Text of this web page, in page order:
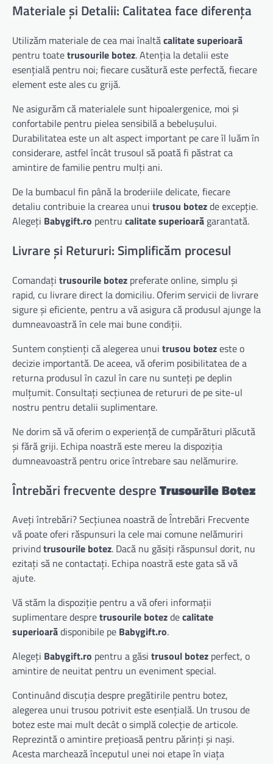
Materiale și Detalii: Calitatea face diferența
Utilizăm materiale de cea mai înaltăcalitate superioară
pentru toatetrusourile botez. Atenția la detalii este
esențială pentru noi; fiecare cusătură este perfectă, fiecare
element este ales cu grijă.
Ne asigurăm că materialele sunt hipoalergenice, moi și
confortabile pentru pielea sensibilă a bebelușului.
Durabilitatea este un alt aspect important pe care îl luăm în
considerare, astfel încât trusoul să poată fi păstrat ca
amintire de familie pentru mulți ani.
De la bumbacul fin până la broderiile delicate, fiecare
detaliu contribuie la crearea unui trusou botezde excepție.
Alegeți Babygift.ro pentru calitate superioară garantată.
Livrare și Retururi: Simplificăm procesul
Comandați trusourile botez preferate online, simplu și
rapid, cu livrare direct la domiciliu. Oferim servicii de livrare
sigure și eficiente, pentru a vă asigura că produsul ajunge la
dumneavoastră în cele mai bune condiții.
Suntem conștienți că alegerea unui trusou botezeste o
decizie importantă. De aceea, vă oferim posibilitatea de a
returna produsul în cazul în care nu sunteți pe deplin
mulțumit. Consultați secțiunea de retururi de pe site-ul
nostru pentru detalii suplimentare.
Ne dorim să vă oferim o experiență de cumpărături plăcută
și fără griji. Echipa noastră este mereu la dispoziția
dumneavoastră pentru orice întrebare sau nelămurire.
Întrebări frecvente despreTrusourile Botez
Aveți întrebări? Secțiunea noastră de Întrebări Frecvente
vă poate oferi răspunsuri la cele mai comune nelămuriri
privindtrusourile botez. Dacă nu găsiți răspunsul dorit, nu
ezitați să ne contactați. Echipa noastră este gata să vă
ajute.
Vă stăm la dispoziție pentru a vă oferi informații
suplimentare despretrusourile botezdecalitate
superioarădisponibile pe Babygift.ro.
Alegeți Babygift.ro pentru a găsi trusoul botez perfect, o
amintire de neuitat pentru un eveniment special.
Continuând discuția despre pregătirile pentru botez,
alegerea unui trusou potrivit este esențială. Un trusou de
botez este mai mult decât o simplă colecție de articole.
Reprezintă o amintire prețioasă pentru părinți și nași.
Acesta marchează începutul unei noi etape în viața